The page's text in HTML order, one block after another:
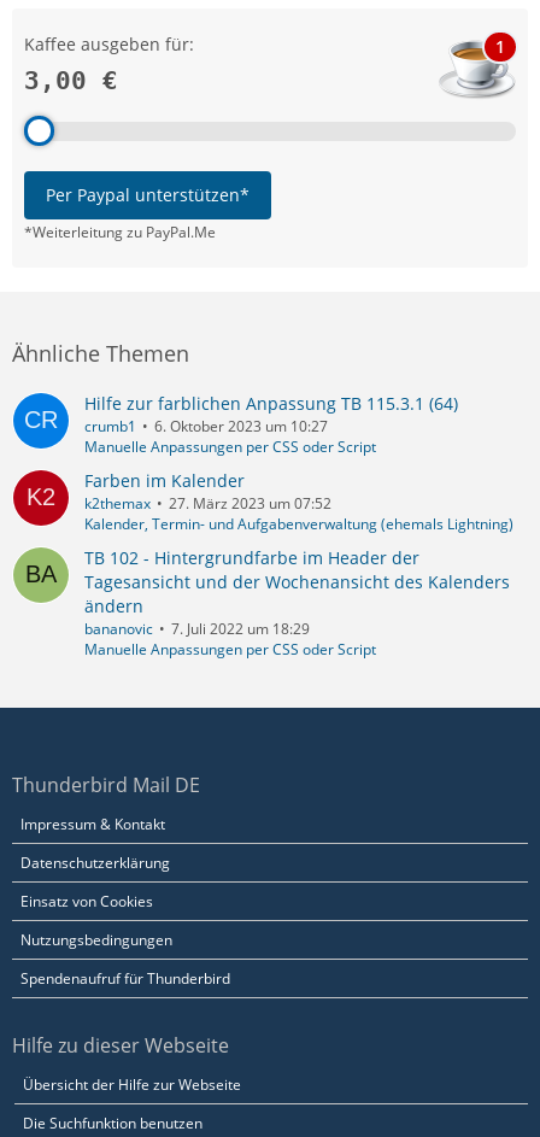
Kaffee ausgeben für:
3,00 €
1
Per Paypal unterstützen*
*Weiterleitung zu PayPal.Me
Ähnliche Themen
Hilfe zur farblichen Anpassung TB 115.3.1 (64)
crumb1
6. Oktober 2023 um 10:27
Manuelle Anpassungen per CSS oder Script
Farben im Kalender
k2themax
27. März 2023 um 07:52
Kalender, Termin- und Aufgabenverwaltung (ehemals Lightning)
TB 102 - Hintergrundfarbe im Header der
Tagesansicht und der Wochenansicht des Kalenders
ändern
bananovic
7. Juli 2022 um 18:29
Manuelle Anpassungen per CSS oder Script
Thunderbird Mail DE
Impressum & Kontakt
Datenschutzerklärung
Einsatz von Cookies
Nutzungsbedingungen
Spendenaufruf für Thunderbird
Hilfe zu dieser Webseite
Übersicht der Hilfe zur Webseite
Die Suchfunktion benutzen